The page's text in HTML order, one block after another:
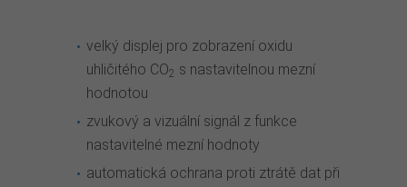
velký displej pro zobrazení oxidu
uhličitého CO2 s nastavitelnou mezní
hodnotou
zvukový a vizuální signál z funkce
nastavitelné mezní hodnoty
automatická ochrana proti ztrátě dat při